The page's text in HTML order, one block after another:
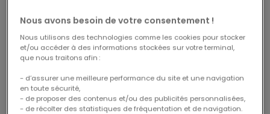
à partir de 29€ d'achats
Le pack contient
Nous avons besoin de votre consentement !
Nous utilisons des technologies comme les cookies pour stocker
et/ou accéder à des informations stockées sur votre terminal,
que nous traitons afin :
- d’assurer une meilleure performance du site et une navigation
en toute sécurité,
- de proposer des contenus et/ou des publicités personnalisées,
- de récolter des statistiques de fréquentation et de navigation.